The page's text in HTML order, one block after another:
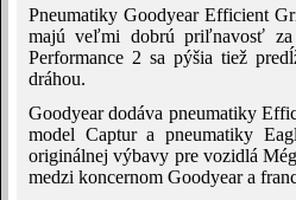
Pneumatiky Goodyear Efficient
majú veľmi dobrú priľnavosť
Performance 2 sa pýšia tiež
dráhou.
Goodyear dodáva pneumatiky
model Captur a pneumatiky
originálnej výbavy pre vozidlá
medzi koncernom Goodyear a